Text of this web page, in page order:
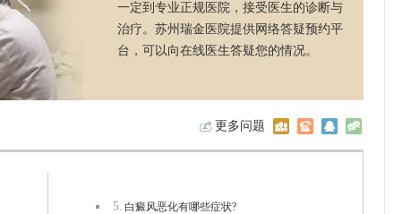
一定到专业正规医院，接受医生的诊断与
治疗。苏州瑞金医院提供网络答疑预约平
台，可以向在线医生答疑您的情况。
更多问题
5. 白癜风恶化有哪些症状?